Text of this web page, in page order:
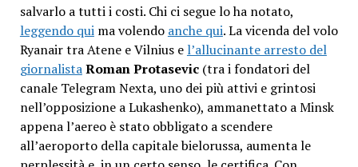
salvarlo a tutti i costi. Chi ci segue lo ha notato,
leggendo quima volendo anche qui. La vicenda del volo
Ryanair tra Atene e Vilnius e l’allucinante arresto del
giornalistaRoman Protasevic(tra i fondatori del
canale Telegram Nexta, uno dei più attivi e grintosi
nell’opposizione a Lukashenko), ammanettato a Minsk
appena l’aereo è stato obbligato a scendere
all’aeroporto della capitale bielorussa, aumenta le